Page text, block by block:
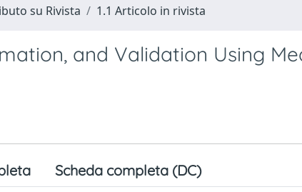
su Rivista 1.1 Articolo in rivista
and Validation Using
Scheda completa (DC)